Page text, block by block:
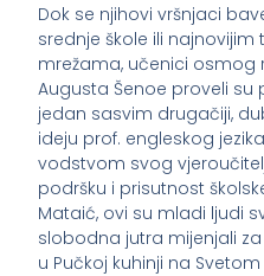
Dok se njihovi vršnjaci
srednje škole ili
mrežama, učenici osmog
Augusta Šenoe proveli su
jedan sasvim drugačiji,
ideju prof. engleskog
vodstvom svog
podršku i prisutnost
Mataić, ovi su mladi ljudi
slobodna jutra mijenjali
u Pučkoj kuhinji na Svetom